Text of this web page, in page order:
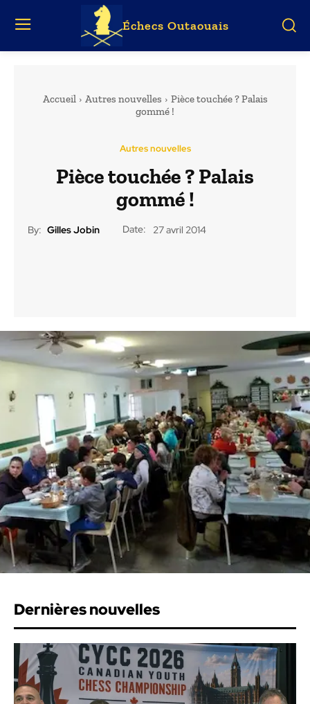
Échecs Outaouais
Accueil Autres nouvelles
Pièce touchée ? Palais
gommé !
Autres nouvelles
Pièce touchée ? Palais
gommé !
By: Gilles Jobin Date: 27 avril 2014
Dernières nouvelles